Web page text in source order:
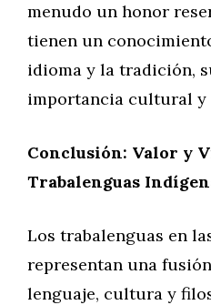
menudo un honor
tienen un
idioma y la tradición,
importancia cultural y
Conclusión: Valor y
Trabalenguas
Los trabalenguas en
representan una
lenguaje, cultura y